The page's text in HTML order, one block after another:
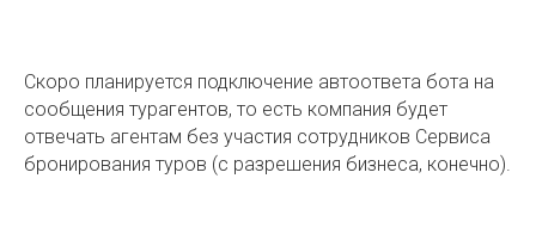
Скоро планируется подключение автоответа бота на
сообщения турагентов, то есть компания будет
отвечать агентам без участия сотрудников Сервиса
бронирования туров (с разрешения бизнеса, конечно).